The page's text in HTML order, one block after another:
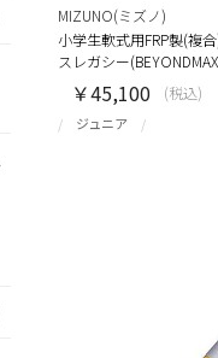
MIZUNO(ミズノ)
小学生軟式用FRP製(複
スレガシー
ジュニア
￥45,100 (税込)